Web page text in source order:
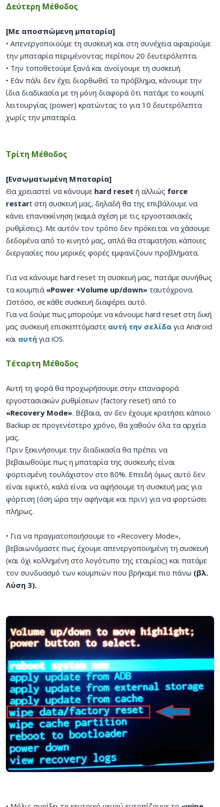
Δεύτερη Μέθοδος
[Με αποσπώμενη μπαταρία]
• Απενεργοποιούμε τη συσκευή και στη συνέχεια αφαιρούμε
την μπαταρία περιμένοντας περίπου 20 δευτερόλεπτα.
• Την τοποθετούμε ξανά και ανοίγουμε τη συσκευή.
• Εάν πάλι δεν έχει διορθωθεί το πρόβλημα, κάνουμε την
ίδια διαδικασία με τη μόνη διαφορά ότι πατάμε το κουμπί
λειτουργίας (power) κρατώντας το για 10 δευτερόλεπτα
χωρίς την μπαταρία.
Τρίτη Μέθοδος
[Ενσωματωμένη Μπαταρία]
Θα χρειαστεί να κάνουμε hard reset ή αλλιώς force
restart στη συσκευή μας, δηλαδή θα της επιβάλουμε να
κάνει επανεκκίνηση (καμιά σχέση με τις εργοστασιακές
ρυθμίσεις). Με αυτόν τον τρόπο δεν πρόκειται να χάσουμε
δεδομένα από το κινητό μας, απλά θα σταματήσει κάποιες
διεργασίες που μερικές φορές εμφανίζουν προβλήματα.
Για να κάνουμε hard reset τη συσκευή μας, πατάμε συνήθως
τα κουμπιά «Power +Volume up/down» ταυτόχρονα.
Ωστόσο, σε κάθε συσκευή διαφέρει αυτό.
Για να δούμε πως μπορούμε να κάνουμε hard reset στη δική
μας συσκευή επισκεπτόμαστε αυτή την σελίδα για Android
και αυτή για iOS.
Τέταρτη Μέθοδος
Αυτή τη φορά θα προχωρήσουμε στην επαναφορά
εργοστασιακών ρυθμίσεων (factory reset) από το
«Recovery Mode». Βέβαια, αν δεν έχουμε κρατήσει κάποιο
Backup σε προγενέστερο χρόνο, θα χαθούν όλα τα αρχεία
μας.
Πριν ξεκινήσουμε την διαδικασία θα πρέπει να
βεβαιωθούμε πως η μπαταρία της συσκευής είναι
φορτισμένη τουλάχιστον στο 80%. Επειδή όμως αυτό δεν
είναι εφικτό, καλά είναι να αφήσουμε τη συσκευή μας για
φόρτιση (όση ώρα την αφήναμε και πριν) για να φορτώσει
πλήρως.
• Για να πραγματοποιήσουμε το «Recovery Mode»,
βεβαιωνόμαστε πως έχουμε απενεργοποιημένη τη συσκευή
(και όχι κολλημένη στο λογότυπο της εταιρίας) και πατάμε
τον συνδυασμό των κουμπιών που βρήκαμε πιο πάνω (βλ.
Λύση 3).